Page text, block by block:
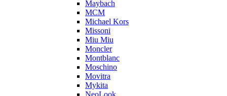
Maybach
MCM
Michael Kors
Missoni
Miu Miu
Moncler
Montblanc
Moschino
Movitra
Mykita
NeoLook